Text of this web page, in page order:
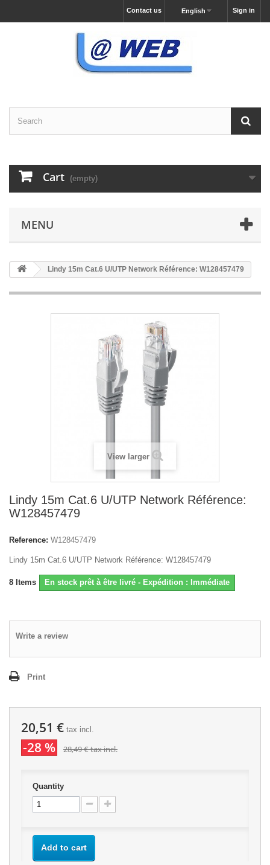
Sign in
English
Contact us
Cart (empty)
MENU
Lindy 15m Cat.6 U/UTP Network Référence: W128457479
View larger
Lindy 15m Cat.6 U/UTP Network Référence:
W128457479
Reference: W128457479
Lindy 15m Cat.6 U/UTP Network Référence: W128457479
8 Items En stock prêt à être livré - Expédition : Immédiate
Write a review
Print
20,51 € tax incl.
-28 % 28,49 €tax incl.
Quantity
Add to cart